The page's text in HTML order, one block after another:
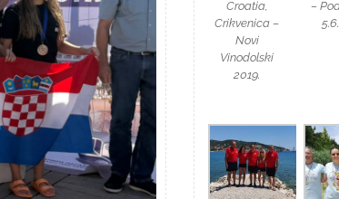
Croatia,
Crikvenica –
Novi
Vinodolski
2019.
–